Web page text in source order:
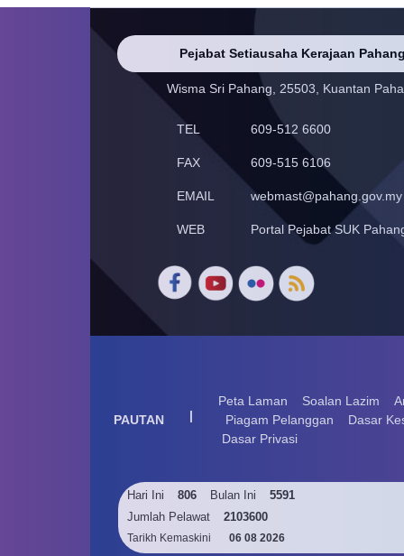
Pejabat Setiausaha Kerajaan
Wisma Sri Pahang, 25503, Kuantan
TEL 609-512 6600
FAX 609-515 6106
EMAIL webmast@pahang.gov.my
WEB Portal Pejabat SUK
PAUTAN |
Peta Laman Soalan Lazim
Piagam Pelanggan
Dasar
Dasar Privasi
Hari Ini 806 Bulan Ini
5591
Jumlah Pelawat
2103600
Tarikh Kemaskini 06 08 2026